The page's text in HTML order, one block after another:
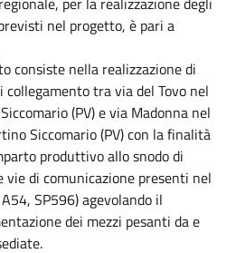
nel progetto, è pari a
consiste nella realizzazione di
collegamento tra via del Tovo nel
(PV) e via Madonna nel
Siccomario (PV) con la finalità
produttivo allo snodo di
vie di comunicazione presenti nel
SP596) agevolando il
dei mezzi pesanti da e